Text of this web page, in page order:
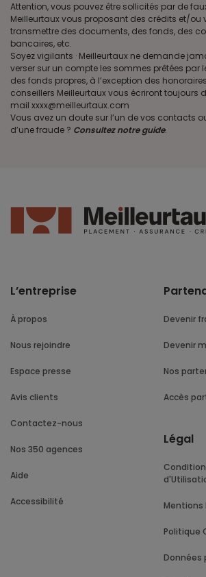
Attention, vous pouvez être sollicités par de
Meilleurtaux vous proposant des crédits et/
transmettre des documents, des fonds, des
bancaires, etc.
Soyez vigilants · Meilleurtaux ne demande
verser sur un compte les sommes prêtées par
des fonds propres, à l’exception des
conseillers Meilleurtaux vous écriront toujours
mail xxxx@meilleurtaux.com
Vous avez un doute sur l’un de vos contacts
d’une fraude ? Consultez notre guide.
L’entreprise
À propos
Nous rejoindre
Espace presse
Avis clients
Contactez-nous
Nos 350 agences
Aide
Accessibilité
Devenir
Devenir
Nos
Accès
Légal
Conditions Générales
Politique